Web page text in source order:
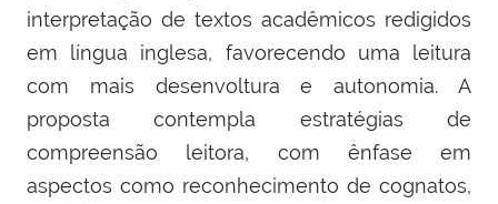
interpretação de textos acadêmicos redigidos
em língua inglesa, favorecendo uma leitura
com mais desenvoltura e autonomia. A
proposta contempla estratégias de
compreensão leitora, com ênfase em
aspectos como reconhecimento de cognatos,